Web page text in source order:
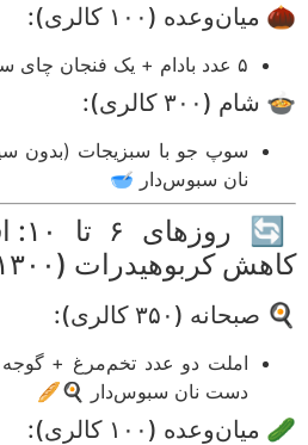
(۱۰۰ کالری):
(۳۰۰ کالری):
سوپ جو با سبزیجات (بدون
نان سبوس‌دار 🥣
🔄
کربوهیدرات (۱۳۰۰ کالری در روز)
(۳۵۰ کالری):
املت دو عدد تخم‌مرغ + گوجه و
دست نان سبوس‌دار 🍳🥖
(۱۰۰ کالری):